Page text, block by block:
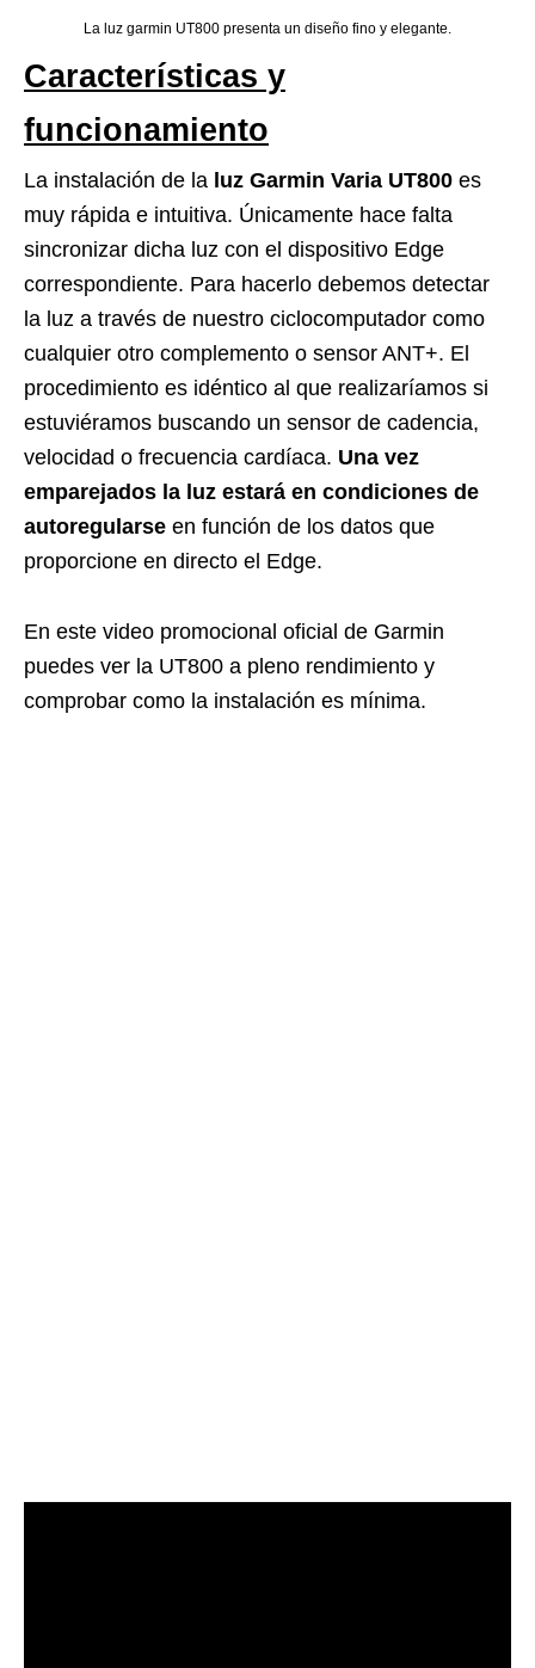
La luz garmin UT800 presenta un diseño fino y elegante.
Características y
funcionamiento
La instalación de la luz Garmin Varia UT800 es
muy rápida e intuitiva. Únicamente hace falta
sincronizar dicha luz con el dispositivo Edge
correspondiente. Para hacerlo debemos detectar
la luz a través de nuestro ciclocomputador como
cualquier otro complemento o sensor ANT+. El
procedimiento es idéntico al que realizaríamos si
estuviéramos buscando un sensor de cadencia,
velocidad o frecuencia cardíaca. Una vez
emparejados la luz estará en condiciones de
autoregularse en función de los datos que
proporcione en directo el Edge.
En este video promocional oficial de Garmin
puedes ver la UT800 a pleno rendimiento y
comprobar como la instalación es mínima.